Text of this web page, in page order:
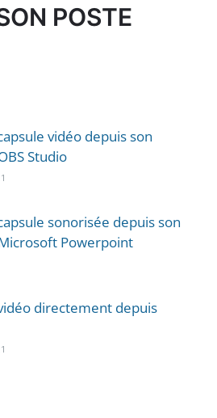
POSTE
vidéo depuis son
Studio
sonorisée depuis son
Powerpoint
directement depuis